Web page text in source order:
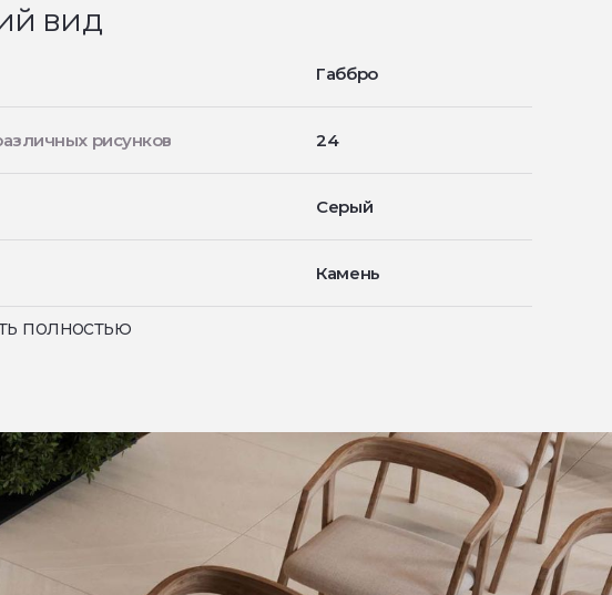
вид
Габбро
рисунков 24
Серый
Камень
полностью